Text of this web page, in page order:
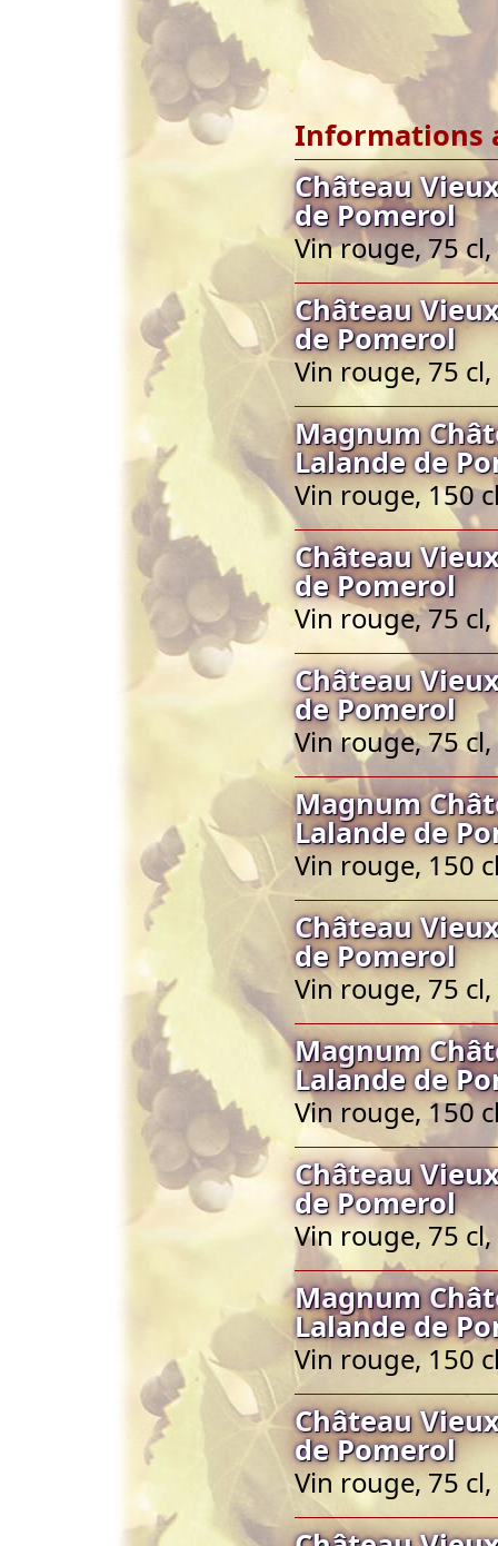
Informations
Château
de Pomerol
Vin rouge, 75
Château
de Pomerol
Vin rouge, 75
Magnum
Lalande de
Vin rouge, 150
Château
de Pomerol
Vin rouge, 75
Château
de Pomerol
Vin rouge, 75
Magnum
Lalande de
Vin rouge, 150
Château
de Pomerol
Vin rouge, 75
Magnum
Lalande de
Vin rouge, 150
Château
de Pomerol
Vin rouge, 75
Magnum
Lalande de
Vin rouge, 150
Château
de Pomerol
Vin rouge, 75